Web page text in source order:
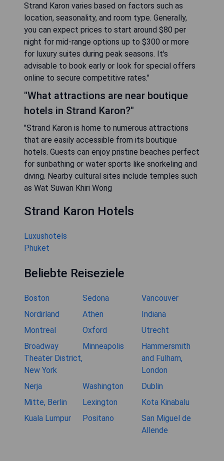
Strand Karon varies based on factors such as
location, seasonality, and room type. Generally,
you can expect prices to start around $80 per
night for mid-range options up to $300 or more
for luxury suites during peak seasons. It's
advisable to book early or look for special offers
online to secure competitive rates."
"What attractions are near boutique
hotels in Strand Karon?"
"Strand Karon is home to numerous attractions
that are easily accessible from its boutique
hotels. Guests can enjoy pristine beaches perfect
for sunbathing or water sports like snorkeling and
diving. Nearby cultural sites include temples such
as Wat Suwan Khiri Wong
Strand Karon Hotels
Luxushotels
Phuket
Beliebte Reiseziele
Boston Sedona
Vancouver
Nordirland
Athen
Indiana
Montreal
Oxford
Utrecht
Broadway
Theater District,
New York
Minneapolis
Hammersmith
and Fulham,
London
Nerja
Washington
Dublin
Mitte, Berlin
Lexington
Kota Kinabalu
Kuala Lumpur
Positano
San Miguel de
Allende